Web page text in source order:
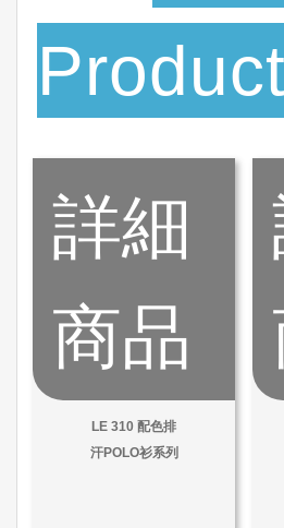
詳細
商品
LE 310 配色排
汗POLO衫系列